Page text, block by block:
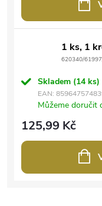
1 ks, 1
620340/
Skladem (14 ks)
EAN:
Můžeme doručit
125,99 Kč